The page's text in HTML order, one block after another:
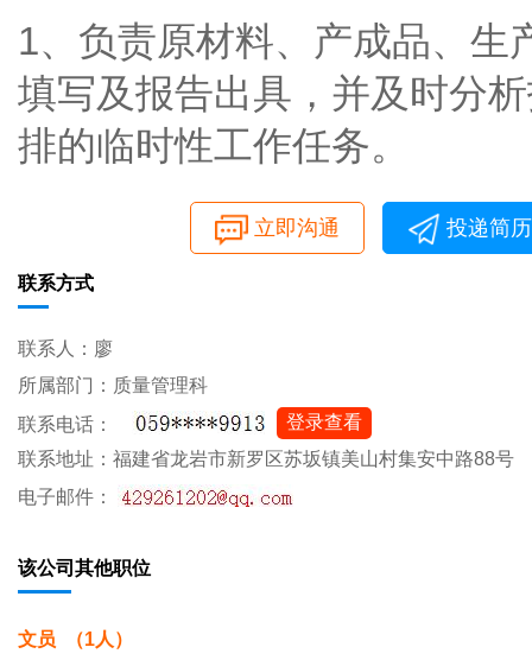
1、负责原材料、产成品、生
填写及报告出具，并及时分
排的临时性工作任务。
立即沟通 投递简历
联系方式
联系人：廖
所属部门：质量管理科
联系电话：
登录查看
联系地址：福建省龙岩市新罗区苏坂镇美山村集安中路88号
电子邮件：
该公司其他职位
文员 （1人）